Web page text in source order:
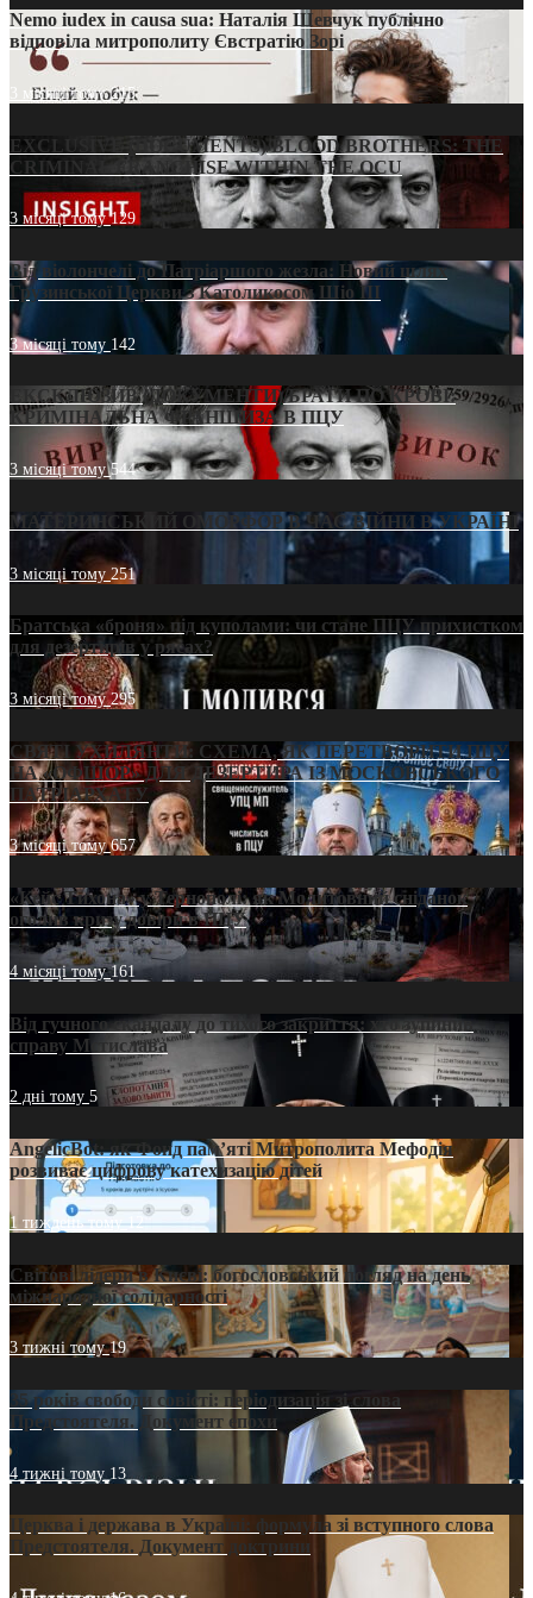
Nemo iudex in causa sua: Наталія Шевчук публічно
відповіла митрополиту Євстратію Зорі
3 місяці тому215
EXCLUSIVE (DOCUMENTS)/BLOOD BROTHERS: THE
CRIMINAL FRANCHISE WITHIN THE OCU
3 місяці тому129
Від віолончелі до Патріаршого жезла: Новий шлях
Грузинської Церкви з Католикосом Шіо III
3 місяці тому 142
ЕКСКЛЮЗИВ (ДОКУМЕНТИ)/БРАТИ ПО КРОВІ:
КРИМІНАЛЬНА ФРАНШИЗА В ПЦУ
3 місяці тому544
МАТЕРИНСЬКИЙ ОМОРФОР В ЧАС ВІЙНИ В УКРАЇНІ
3 місяці тому251
Братська «броня» під куполами: чи стане ПЦУ прихистком
для дезертирів у рясах?
3 місяці тому295
СВЯТІ УХИЛЯНТИ: СХЕМА, ЯК ПЕРЕТВОРИТИ ПЦУ
НА «ОФШОР» ДЛЯ ДЕЗЕРТИРА ІЗ МОСКОВСЬКОГО
ПАТРІАРХАТУ
3 місяці тому657
«Кейс Тихона» у Тернополі: як Молитовний сніданок
оголив кризу довіри в ПЦУ
4 місяці тому161
Від гучного скандалу до тихого закриття: хто зупинив
справу Мстислава
2 дні тому 5
AngelicBot: як Фонд пам’яті Митрополита Мефодія
розвиває цифрову катехизацію дітей
1 тиждень тому12
Світові лідери в Києві: богословський погляд на день
міжнародної солідарності
3 тижні тому19
35 років свободи совісті: періодизація зі слова
Предстоятеля. Документ епохи
4 тижні тому 13
Церква і держава в Україні: формула зі вступного слова
Предстоятеля. Документ доктрини